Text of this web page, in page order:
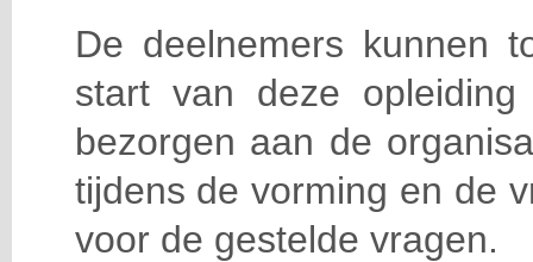
De deelnemers kunnen
start van deze
bezorgen aan de
tijdens de vorming en de
voor de gestelde vragen.